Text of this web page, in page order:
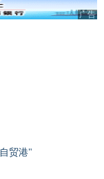
广告
贸港"